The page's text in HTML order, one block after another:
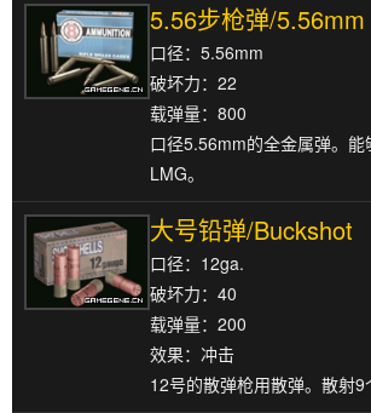
5.56步枪弹/
口径：5.56mm
破坏力：22
载弹量：800
口径5.56mm的全金属弹。能
LMG。
大号铅弹/Buckshot
口径：12ga.
破坏力：40
载弹量：200
效果：冲击
12号的散弹枪用散弹。散射9